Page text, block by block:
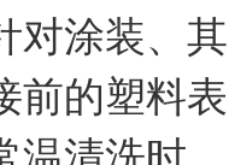
对涂装、其
前的塑料表